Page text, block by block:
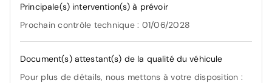
Principale(s) intervention(s) à prévoir
Prochain contrôle technique : 01/06/2028
Document(s) attestant(s) de la qualité du véhicule
Pour plus de détails, nous mettons à votre disposition :